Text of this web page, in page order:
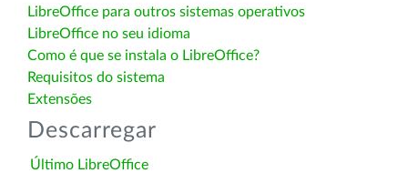
LibreOffice para outros sistemas operativos
LibreOffice no seu idioma
Como é que se instala o LibreOffice?
Requisitos do sistema
Extensões
Descarregar
Último LibreOffice